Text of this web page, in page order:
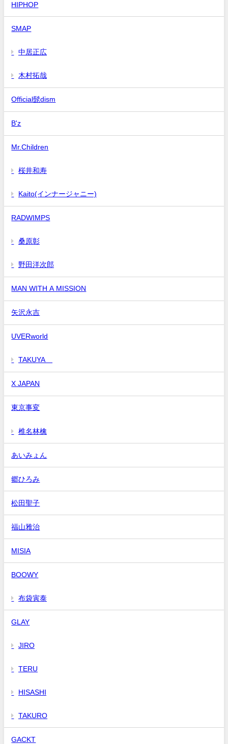
HIPHOP
SMAP
中居正広
木村拓哉
Official髭dism
B'z
Mr.Children
桜井和寿
Kaito(インナージャニー)
RADWIMPS
桑原彰
野田洋次郎
MAN WITH A MISSION
矢沢永吉
UVERworld
TAKUYA∞
X JAPAN
東京事変
椎名林檎
あいみょん
郷ひろみ
松田聖子
福山雅治
MISIA
BOOWY
布袋寅泰
GLAY
JIRO
TERU
HISASHI
TAKURO
GACKT